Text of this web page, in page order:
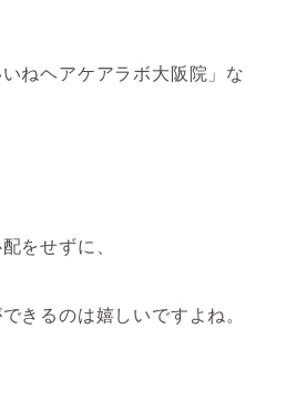
ねヘアケアラボ大阪院」な
をせずに、
きるのは嬉しいですよね。